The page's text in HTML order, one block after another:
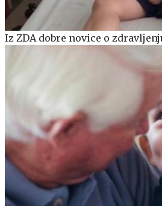
Iz ZDA dobre novice o